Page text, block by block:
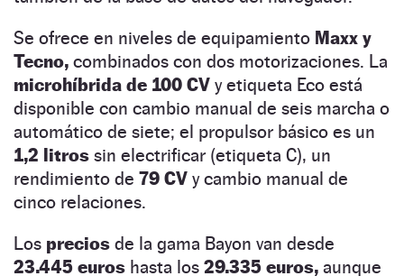
Se ofrece en niveles de equipamiento Maxx y
Tecno, combinados con dos motorizaciones. La
microhíbrida de 100 CV y etiqueta Eco está
disponible con cambio manual de seis marcha o
automático de siete; el propulsor básico es un
1,2 litros sin electrificar (etiqueta C), un
rendimiento de 79 CV y cambio manual de
cinco relaciones.
Los precios de la gama Bayon van desde
23.445 euros hasta los 29.335 euros, aunque